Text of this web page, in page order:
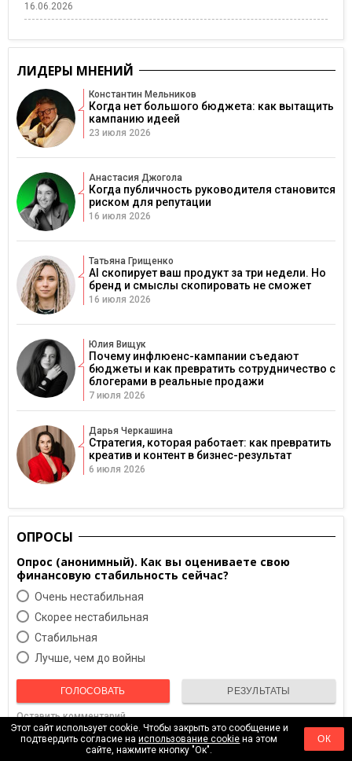
16.06.2026
ЛИДЕРЫ МНЕНИЙ
Константин Мельников
Когда нет большого бюджета: как вытащить
кампанию идеей
23 июля 2026
Анастасия Джогола
Когда публичность руководителя становится
риском для репутации
16 июля 2026
Татьяна Грищенко
AI скопирует ваш продукт за три недели. Но
бренд и смыслы скопировать не сможет
16 июля 2026
Юлия Вищук
Почему инфлюенс-кампании съедают
бюджеты и как превратить сотрудничество с
блогерами в реальные продажи
7 июля 2026
Дарья Черкашина
Стратегия, которая работает: как превратить
креатив и контент в бизнес-результат
6 июля 2026
ОПРОСЫ
Опрос (анонимный). Как вы оцениваете свою
финансовую стабильность сейчас?
Очень нестабильная
Скорее нестабильная
Cтабильная
Лучше, чем до войны
ГОЛОСОВАТЬ РЕЗУЛЬТАТЫ
Оставить комментарий
Архив опросов
Этот сайт использует cookie. Чтобы закрыть это сообщение и
подтвердить согласие наиспользование cookie на этом
сайте, нажмите кнопку "Ок".
ОК